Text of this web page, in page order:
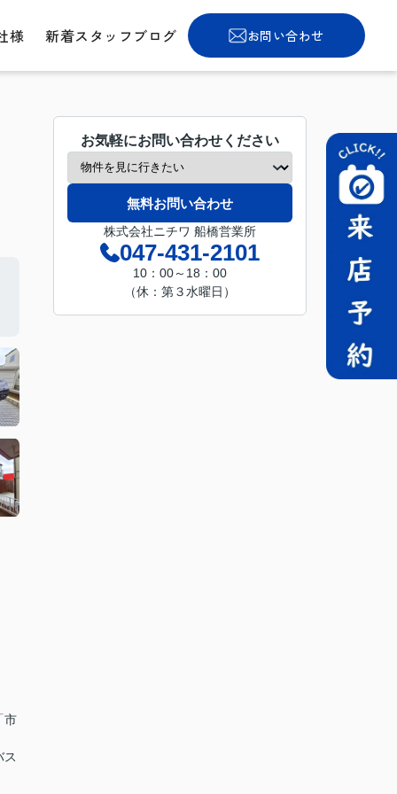
様 新着スタッフブログ お問い合わせ
市
ス
お気軽にお問い合わせください
無料お問い合わせ
株式会社ニチワ 船橋営業所
047-431-2101
10：00～18：00
（休：第３水曜日）